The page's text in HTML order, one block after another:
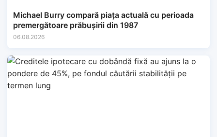
Michael Burry compară piața actuală cu perioada
premergătoare prăbușirii din 1987
06.08.2026